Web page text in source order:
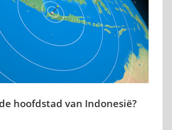
hoofdstad van Indonesië?